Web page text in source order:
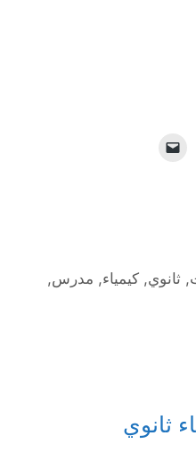
,ثانوي,كيمياء, مدرس,
ثانوي